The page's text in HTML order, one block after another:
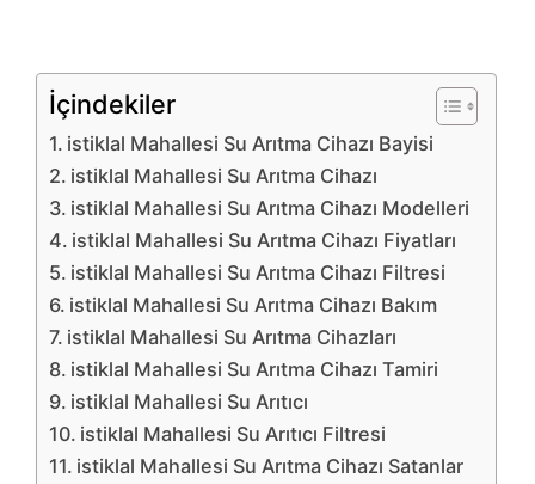
İçindekiler
istiklal Mahallesi Su Arıtma Cihazı Bayisi
istiklal Mahallesi Su Arıtma Cihazı
istiklal Mahallesi Su Arıtma Cihazı Modelleri
istiklal Mahallesi Su Arıtma Cihazı Fiyatları
istiklal Mahallesi Su Arıtma Cihazı Filtresi
istiklal Mahallesi Su Arıtma Cihazı Bakım
istiklal Mahallesi Su Arıtma Cihazları
istiklal Mahallesi Su Arıtma Cihazı Tamiri
istiklal Mahallesi Su Arıtıcı
istiklal Mahallesi Su Arıtıcı Filtresi
istiklal Mahallesi Su Arıtma Cihazı Satanlar